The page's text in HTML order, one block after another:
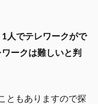
1人でテレワークがで
ークは難しいと判
ともありますので探